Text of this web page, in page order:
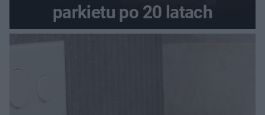
parkietu po 20 latach